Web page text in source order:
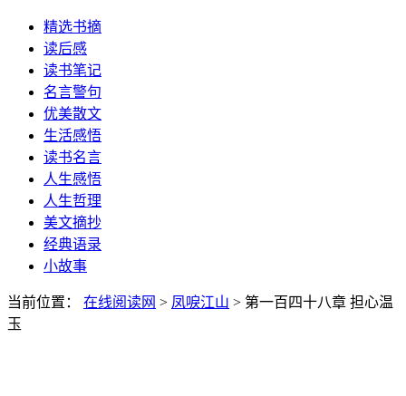
精选书摘
读后感
读书笔记
名言警句
优美散文
生活感悟
读书名言
人生感悟
人生哲理
美文摘抄
经典语录
小故事
当前位置： 在线阅读网 > 凤唳江山 > 第一百四十八章 担心温
玉